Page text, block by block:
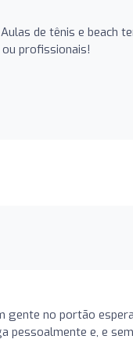
de tênis e beach
profissionais!
gente no portão
pessoalmente e, e